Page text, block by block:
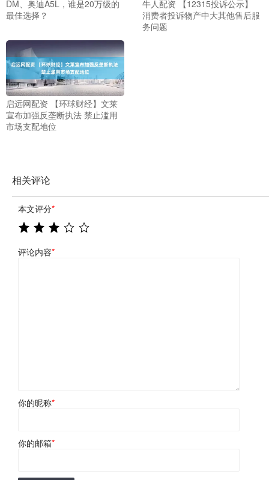
DM、奥迪A5L，谁是20万级的
最佳选择？
牛人配资 【12315投诉公示】
消费者投诉物产中大其他售后服
务问题
启远网配资 【环球财经】文莱
宣布加强反垄断执法 禁止滥用
市场支配地位
相关评论
本文评分*
评论内容*
你的昵称*
你的邮箱*